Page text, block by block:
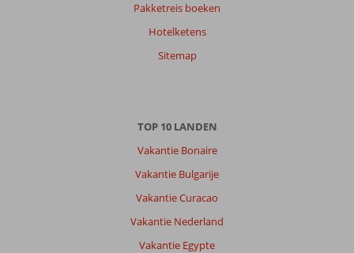
Pakketreis boeken
Hotelketens
Sitemap
TOP 10 LANDEN
Vakantie Bonaire
Vakantie Bulgarije
Vakantie Curacao
Vakantie Nederland
Vakantie Egypte